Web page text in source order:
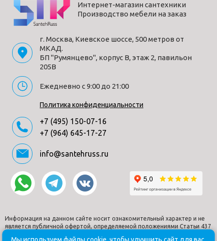
Интернет-магазин сантехники
Производство мебели на заказ
г. Москва, Киевское шоссе, 500 метров от
МКАД.
БП "Румянцево", корпус В, этаж 2, павильон
205В
Ежедневно с 9:00 до 21:00
Политика конфиденциальности
+7 (495) 150-07-16
+7 (964) 645-17-27
info@santehruss.ru
Информация на данном сайте носит ознакомительный характер и не
является публичной офертой, определяемой положениями Статьи 437